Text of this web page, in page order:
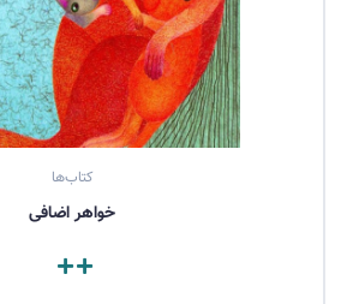
کتاب‌ها
خواهر اضافی
مشاهده کتاب